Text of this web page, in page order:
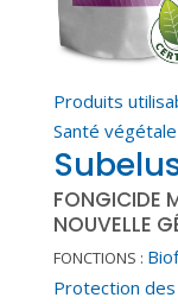
Produits
Santé végétale
FONGICIDE
NOUVELLE
FONCTIONS :
Protection